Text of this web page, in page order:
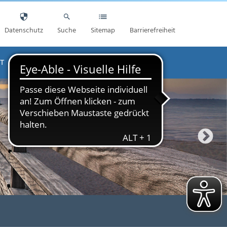
Datenschutz Suche Sitemap Barrierefreiheit